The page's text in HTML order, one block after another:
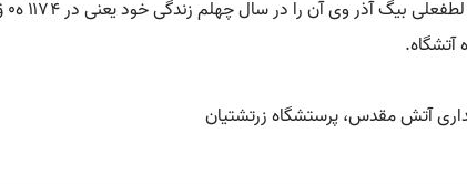
آتشگاه.
آتش مقدس، پرستشگاه زرتشتیان